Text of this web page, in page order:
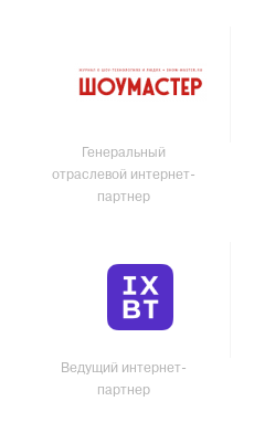
Генеральный
отраслевой интернет-
партнер
Ведущий интернет-
партнер